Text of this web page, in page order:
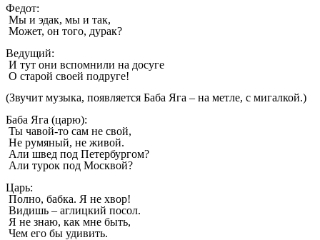
Федот:
Мы и эдак, мы и так,
Может, он того, дурак?
Ведущий:
И тут они вспомнили на досуге
О старой своей подруге!
(Звучит музыка, появляется Баба Яга – на метле, с мигалкой.)
Баба Яга (царю):
Ты чавой-то сам не свой,
Не румяный, не живой.
Али швед под Петербургом?
Али турок под Москвой?
Царь:
Полно, бабка. Я не хвор!
Видишь – аглицкий посол.
Я не знаю, как мне быть,
Чем его бы удивить.